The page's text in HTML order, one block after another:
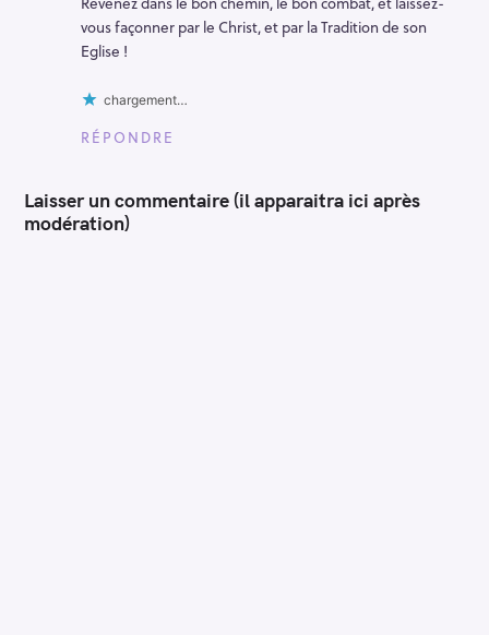
vous façonner par le Christ, et par la Tradition de son
Eglise !
chargement…
RÉPONDRE
Laisser un commentaire (il apparaitra ici après
modération)